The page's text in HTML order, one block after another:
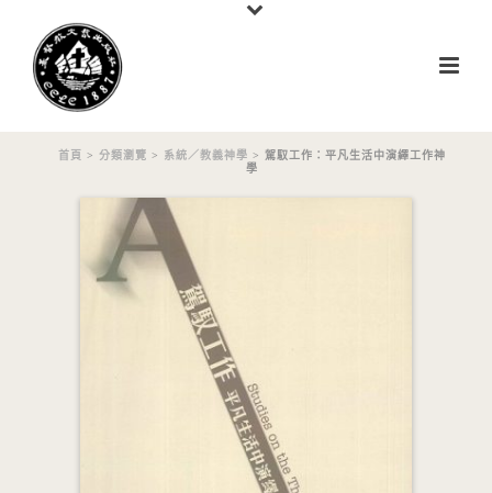
首頁 > 分類瀏覽 > 系統／教義神學 > 駕馭工作：平凡生活中演繹工作神
學